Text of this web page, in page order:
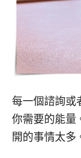
每一個諮詢或
你需要的能量
開的事情太多